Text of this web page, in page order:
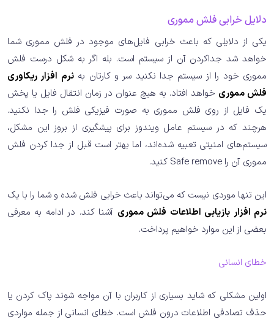
دلایل خرابی فلش مموری
یکی از دلایلی که باعث خرابی فایل‌های موجود در فلش مموری شما
خواهد شد جداکردن آن از سیستم است. بله اگر به شکل درست فلش
مموری خود را از سیستم جدا نکنید سر و کارتان بهنرم افزار ریکاوری
فلش مموری خواهد افتاد. به هیچ عنوان در زمان انتقال فایل یا پخش
یک فایل از روی فلش مموری به صورت فیزیکی فلش را جدا نکنید.
هرچند که در سیستم عامل ویندوز برای پیشگیری از بروز این مشکل،
سیستم‌های امنیتی تعبیه شده‌اند، اما بهتر است قبل از جدا کردن فلش
مموری آن را Safe remove کنید.
این تنها موردی نیست که می‌تواند باعث خرابی فلش شده و شما را با یک
نرم افزار بازیابی اطلاعات فلش مموری آشنا کند. در ادامه به معرفی
بعضی از این موارد خواهیم پرداخت.
خطای انسانی
اولین مشکلی که شاید بسیاری از کاربران با آن مواجه شوند پاک کردن یا
حذف تصادفی اطلاعات درون فلش است. خطای انسانی از جمله مواردی